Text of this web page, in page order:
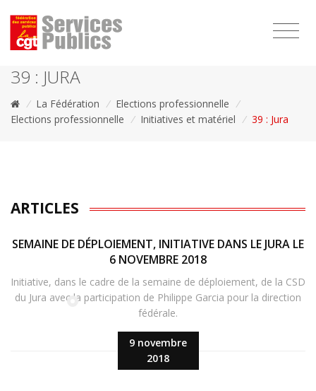
39 : JURA
/ La Fédération / Elections professionnelle /
Elections professionnelle / Initiatives et matériel / 39 : Jura
ARTICLES
9 novembre
2018
SEMAINE DE DÉPLOIEMENT, INITIATIVE DANS LE JURA LE
6 NOVEMBRE 2018
Initiative, dans le cadre de la semaine de déploiement, de la CSD
du Jura avec la participation de Philippe Garcia pour la direction
fédérale.